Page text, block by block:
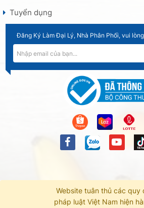
Tuyển dụng
Đăng Ký Làm Đại Lý, Nhà Phân Phối, vui
Website tuân thủ các quy
pháp luật Việt Nam hiện